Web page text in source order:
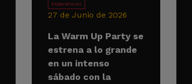
Experiencias
27 de Junio de 2026
La Warm Up Party se
estrena a lo grande
en un intenso
sábado con la